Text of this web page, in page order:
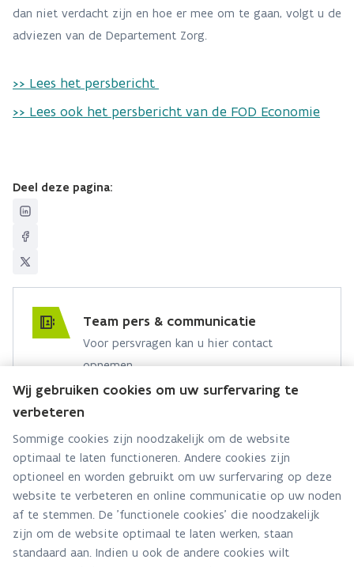
dan niet verdacht zijn en hoe er mee om te gaan, volgt u de
adviezen van de Departement Zorg.
>> Lees het persbericht
>> Lees ook het persbericht van de FOD Economie
Deel deze pagina:
Team pers & communicatie
Voor persvragen kan u hier contact
opnemen.
Hebt u een persvraag? Stel ze hier:
Via contact formulier
Alle contactgegevens
Adres
Stationsstraat 110
2800 Mechelen
Wij gebruiken cookies om uw surfervaring te
verbeteren
Sommige cookies zijn noodzakelijk om de website
optimaal te laten functioneren. Andere cookies zijn
optioneel en worden gebruikt om uw surfervaring op deze
website te verbeteren en online communicatie op uw noden
af te stemmen. De 'functionele cookies' die noodzakelijk
zijn om de website optimaal te laten werken, staan
standaard aan. Indien u ook de andere cookies wilt